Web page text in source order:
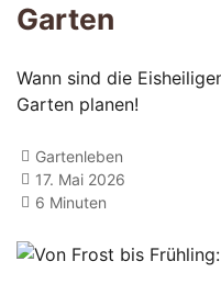
Garten
Wann sind die
Garten planen!
Gartenleben
17. Mai 2026
6 Minuten